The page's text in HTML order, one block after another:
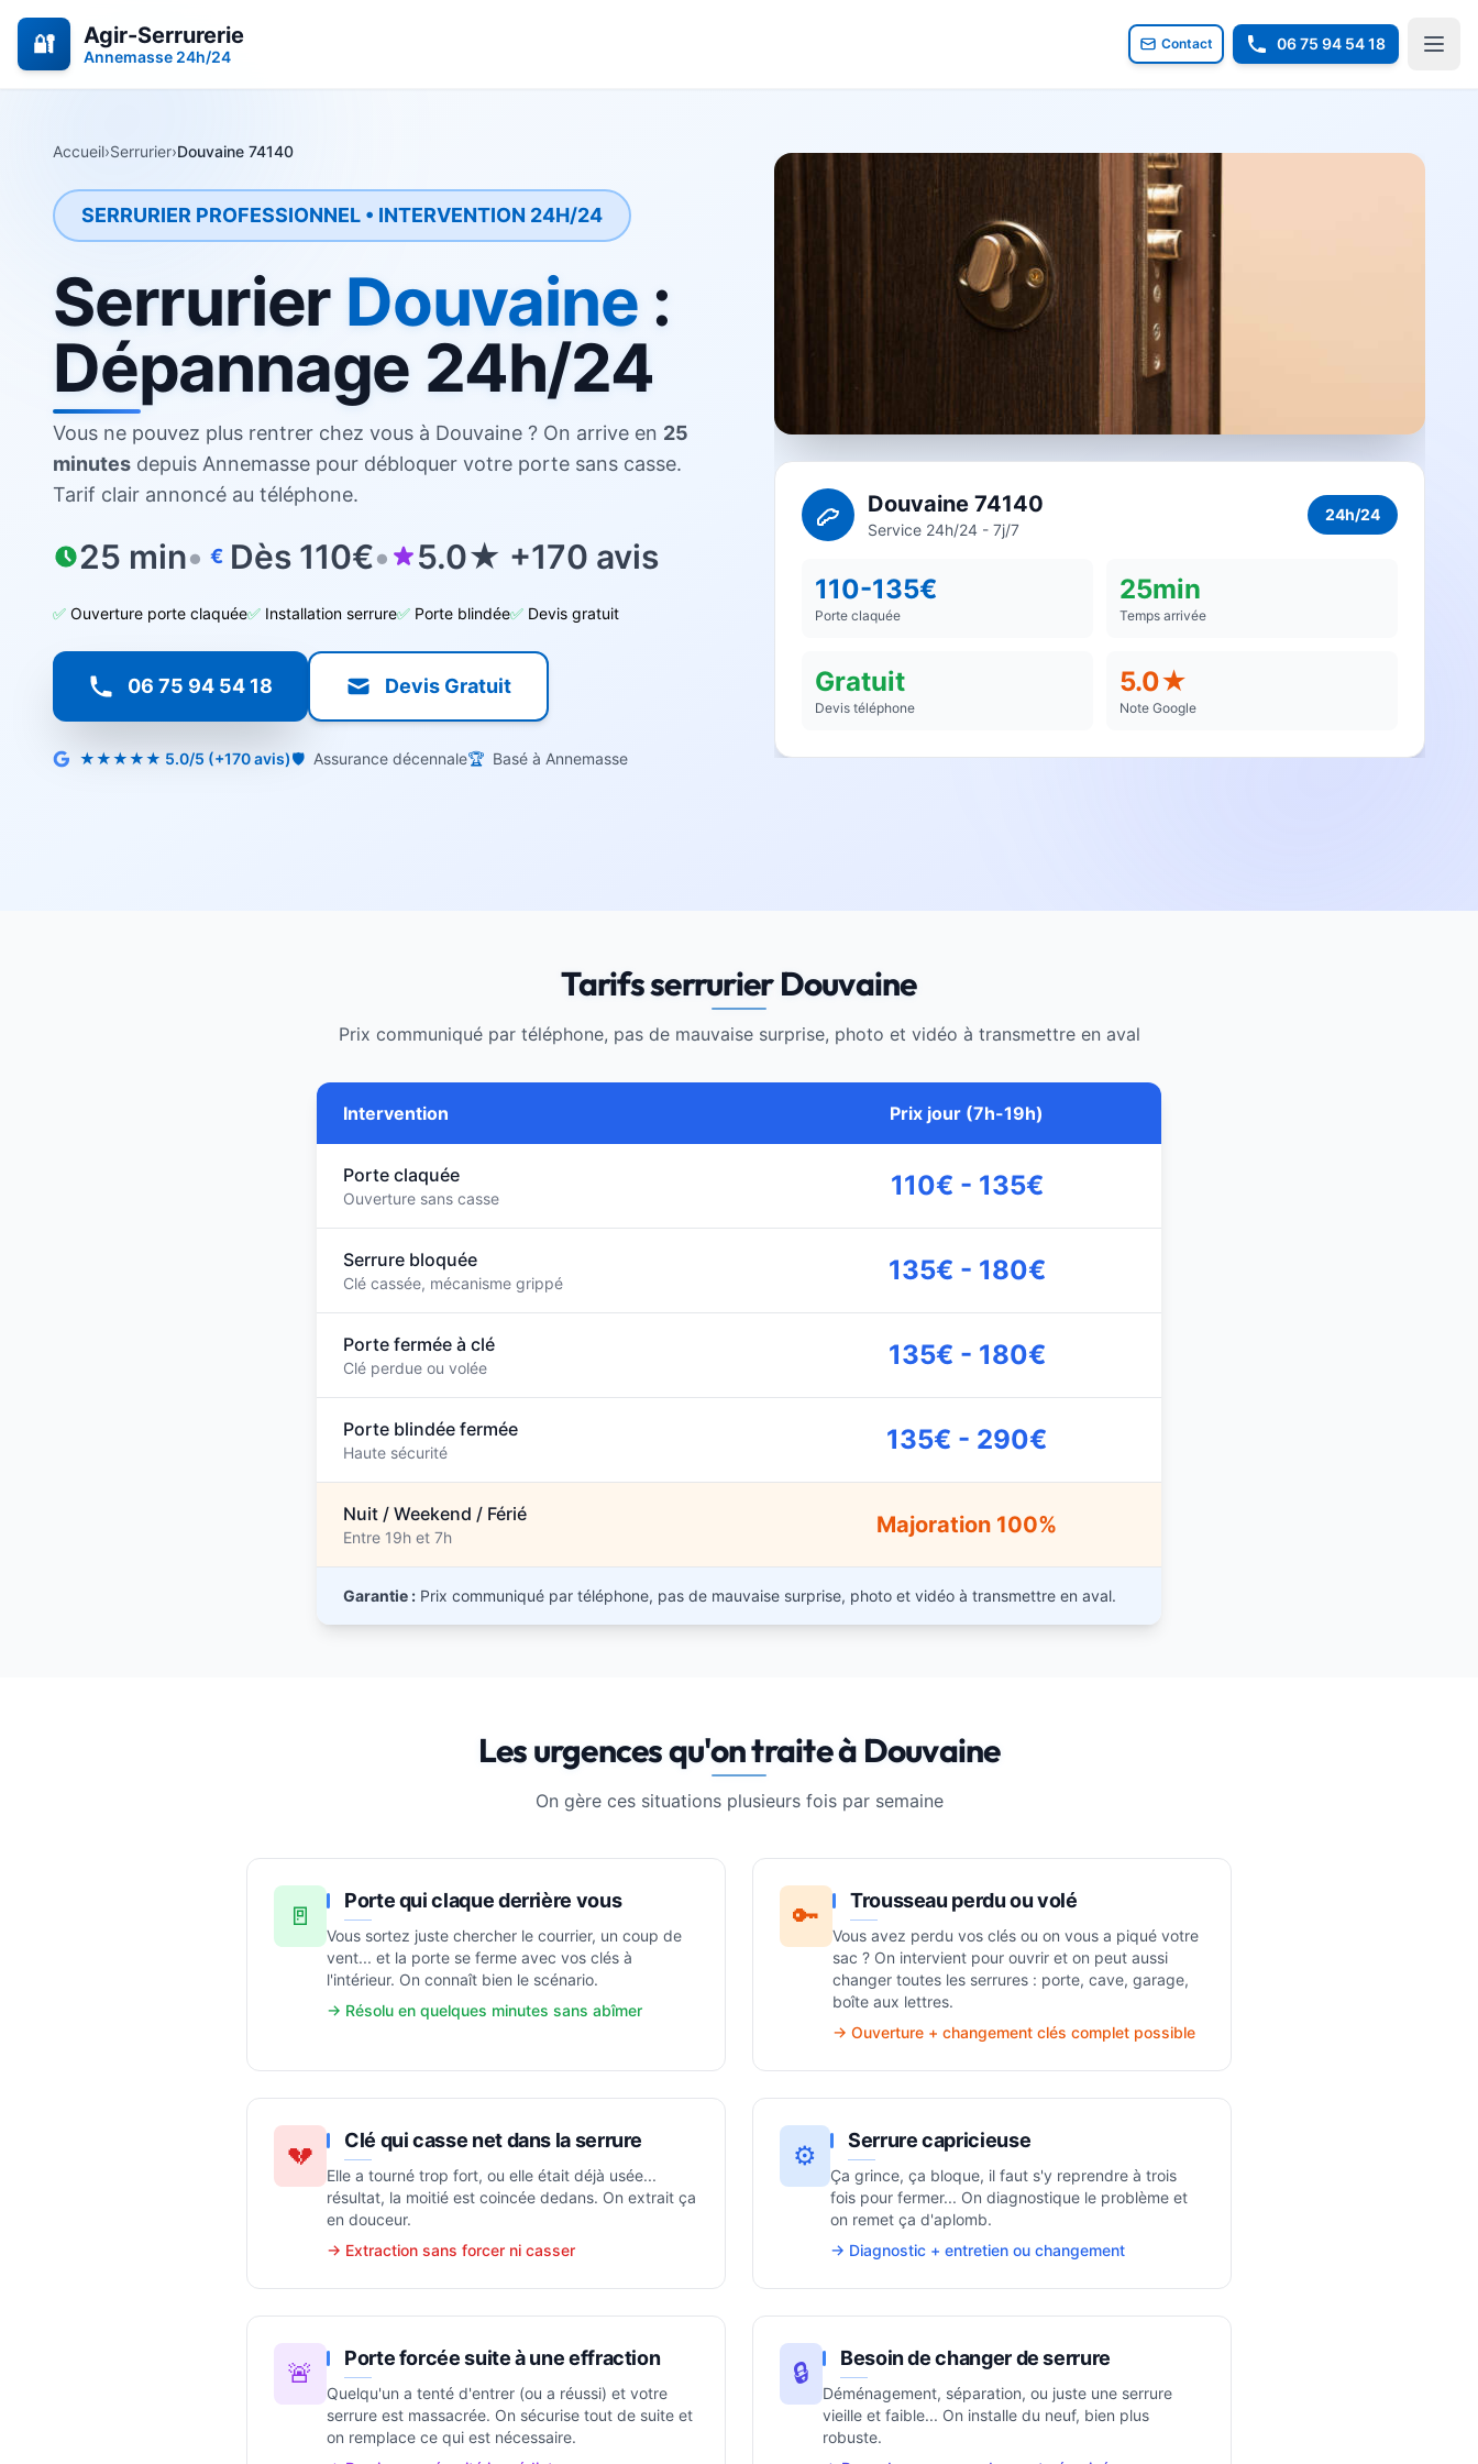
🔐 Agir-Serrurerie
Annemasse 24h/24
Contact 06 75 94 54 18
Accueil›Serrurier›Douvaine 74140
SERRURIER PROFESSIONNEL • INTERVENTION 24H/24
Serrurier Douvaine :
Dépannage 24h/24
Vous ne pouvez plus rentrer chez vous à Douvaine ? On arrive en 25
minutes depuis Annemasse pour débloquer votre porte sans casse.
Tarif clair annoncé au téléphone.
25 min• € Dès 110€• 5.0★ +170 avis
✅ Ouverture porte claquée✅ Installation serrure✅ Porte blindée✅ Devis gratuit
06 75 94 54 18 Devis Gratuit
★★★★★ 5.0/5 (+170 avis)🛡️ Assurance décennale🏆 Basé à Annemasse
Douvaine 74140
Service 24h/24 - 7j/7
24h/24
110-135€
Porte claquée
25min
Temps arrivée
Gratuit
Devis téléphone
5.0★
Note Google
Tarifs serrurier Douvaine
Prix communiqué par téléphone, pas de mauvaise surprise, photo et vidéo à transmettre en aval
Intervention Prix jour (7h-19h)
Porte claquée
Ouverture sans casse 110€ - 135€
Serrure bloquée
Clé cassée, mécanisme grippé 135€ - 180€
Porte fermée à clé
Clé perdue ou volée 135€ - 180€
Porte blindée fermée
Haute sécurité 135€ - 290€
Nuit / Weekend / Férié
Entre 19h et 7h Majoration 100%
Garantie : Prix communiqué par téléphone, pas de mauvaise surprise, photo et vidéo à transmettre en aval.
Les urgences qu'on traite à Douvaine
On gère ces situations plusieurs fois par semaine
🚪 Porte qui claque derrière vous
Vous sortez juste chercher le courrier, un coup de
vent... et la porte se ferme avec vos clés à
l'intérieur. On connaît bien le scénario.
→ Résolu en quelques minutes sans abîmer
🔑 Trousseau perdu ou volé
Vous avez perdu vos clés ou on vous a piqué votre
sac ? On intervient pour ouvrir et on peut aussi
changer toutes les serrures : porte, cave, garage,
boîte aux lettres.
→ Ouverture + changement clés complet possible
💔 Clé qui casse net dans la serrure
Elle a tourné trop fort, ou elle était déjà usée...
résultat, la moitié est coincée dedans. On extrait ça
en douceur.
→ Extraction sans forcer ni casser
⚙️ Serrure capricieuse
Ça grince, ça bloque, il faut s'y reprendre à trois
fois pour fermer... On diagnostique le problème et
on remet ça d'aplomb.
→ Diagnostic + entretien ou changement
🚨 Porte forcée suite à une effraction
Quelqu'un a tenté d'entrer (ou a réussi) et votre
serrure est massacrée. On sécurise tout de suite et
on remplace ce qui est nécessaire.
🔒 Besoin de changer de serrure
Déménagement, séparation, ou juste une serrure
vieille et faible... On installe du neuf, bien plus
robuste.